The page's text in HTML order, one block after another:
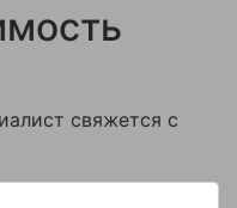
свяжется с